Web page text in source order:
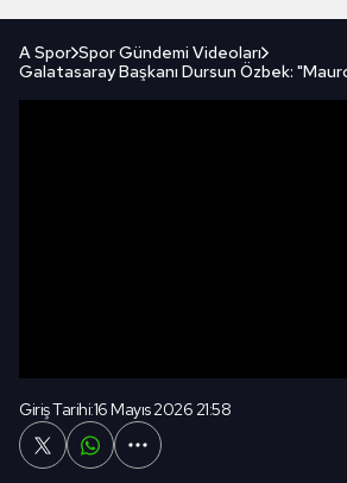
A Spor Spor Gündemi Videoları
Giriş Tarihi:16 Mayıs 2026 21:58